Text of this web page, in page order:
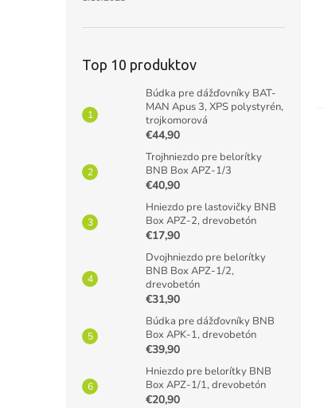
Top 10 produktov
Búdka pre dážďovníky BAT-
MAN Apus 3, XPS polystyrén,
trojkomorová
€44,90
Trojhniezdo pre belorítky
BNB Box APZ-1/3
€40,90
Hniezdo pre lastovičky BNB
Box APZ-2, drevobetón
€17,90
Dvojhniezdo pre belorítky
BNB Box APZ-1/2,
drevobetón
€31,90
Búdka pre dážďovníky BNB
Box APK-1, drevobetón
€39,90
Hniezdo pre belorítky BNB
Box APZ-1/1, drevobetón
€20,90